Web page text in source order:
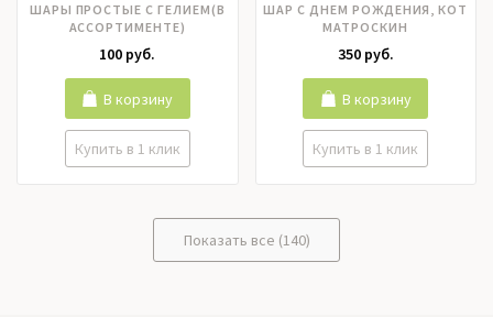
ШАРЫ ПРОСТЫЕ С ГЕЛИЕМ(В
АССОРТИМЕНТЕ)
100 руб.
Купить в 1 клик
В корзину
ШАР С ДНЕМ РОЖДЕНИЯ, КОТ
МАТРОСКИН
350 руб.
Купить в 1 клик
В корзину
Показать все (140)